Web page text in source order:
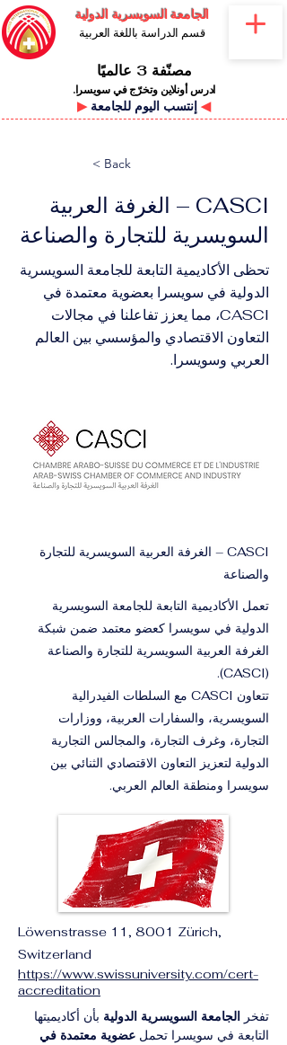
الجامعة السويسرية الدولية
قسم الدراسة باللغة العربية
مصنّفة 3 عالميًا
ادرس أونلاين وتخرّج في سويسرا.
▶ ◀
< Back
CASCI – الغرفة العربية
السويسرية للتجارة والصناعة
تحظى الأكاديمية التابعة للجامعة السويسرية
الدولية في سويسرا بعضوية معتمدة في
CASCI، مما يعزز تفاعلنا في مجالات
التعاون الاقتصادي والمؤسسي بين العالم
العربي وسويسرا.
CASCI – الغرفة العربية السويسرية للتجارة
والصناعة
تعمل الأكاديمية التابعة للجامعة السويسرية
الدولية في سويسرا كعضو معتمد ضمن شبكة
الغرفة العربية السويسرية للتجارة والصناعة
(CASCI).
تتعاون CASCI مع السلطات الفيدرالية
السويسرية، والسفارات العربية، ووزارات
التجارة، وغرف التجارة، والمجالس التجارية
الدولية لتعزيز التعاون الاقتصادي الثنائي بين
سويسرا ومنطقة العالم العربي.
Löwenstrasse 11, 8001 Zürich,
Switzerland
https://www.swissuniversity.com/cert-
accreditation
تفخر الجامعة السويسرية الدولية بأن أكاديميتها
التابعة في سويسرا تحمل عضوية معتمدة في